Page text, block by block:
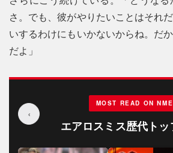
さ。でも、彼がやりたいことはそれ
いするわけにもいかないからね。だ
だよ」
‹
MOST READ ON NME
エアロスミス歴代ト